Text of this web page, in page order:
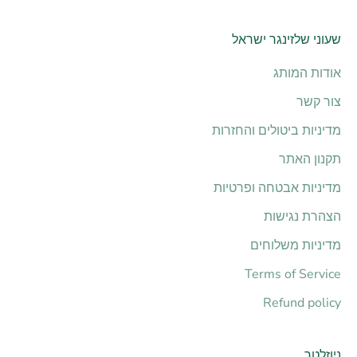
שעוני שלזינגר ישראל
אודות המותג
צור קשר
מדיניות ביטולים והחזרות
תקנון האתר
מדיניות אבטחה ופרטיות
הצהרת נגישות
מדיניות משלוחים
Terms of Service
Refund policy